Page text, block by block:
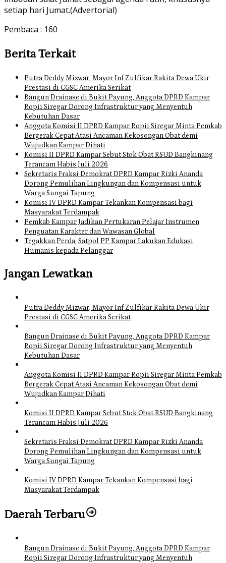
setiap hari Jumat.(Advertorial)
Pembaca : 160
Berita Terkait
Putra Deddy Mizwar, Mayor Inf Zulfikar Rakita Dewa Ukir
Prestasi di CGSC Amerika Serikat
Bangun Drainase di Bukit Payung, Anggota DPRD Kampar
Ropii Siregar Dorong Infrastruktur yang Menyentuh
Kebutuhan Dasar
Anggota Komisi II DPRD Kampar Ropii Siregar Minta Pemkab
Bergerak Cepat Atasi Ancaman Kekosongan Obat demi
Wujudkan Kampar Dihati
Komisi II DPRD Kampar Sebut Stok Obat RSUD Bangkinang
Terancam Habis Juli 2026
Sekretaris Fraksi Demokrat DPRD Kampar Rizki Ananda
Dorong Pemulihan Lingkungan dan Kompensasi untuk
Warga Sungai Tapung
Komisi IV DPRD Kampar Tekankan Kompensasi bagi
Masyarakat Terdampak
Pemkab Kampar Jadikan Pertukaran Pelajar Instrumen
Penguatan Karakter dan Wawasan Global
Tegakkan Perda, Satpol PP Kampar Lakukan Edukasi
Humanis kepada Pelanggar
Jangan Lewatkan
Putra Deddy Mizwar, Mayor Inf Zulfikar Rakita Dewa Ukir
Prestasi di CGSC Amerika Serikat
Bangun Drainase di Bukit Payung, Anggota DPRD Kampar
Ropii Siregar Dorong Infrastruktur yang Menyentuh
Kebutuhan Dasar
Anggota Komisi II DPRD Kampar Ropii Siregar Minta Pemkab
Bergerak Cepat Atasi Ancaman Kekosongan Obat demi
Wujudkan Kampar Dihati
Komisi II DPRD Kampar Sebut Stok Obat RSUD Bangkinang
Terancam Habis Juli 2026
Sekretaris Fraksi Demokrat DPRD Kampar Rizki Ananda
Dorong Pemulihan Lingkungan dan Kompensasi untuk
Warga Sungai Tapung
Komisi IV DPRD Kampar Tekankan Kompensasi bagi
Masyarakat Terdampak
Daerah Terbaru
Bangun Drainase di Bukit Payung, Anggota DPRD Kampar
Ropii Siregar Dorong Infrastruktur yang Menyentuh